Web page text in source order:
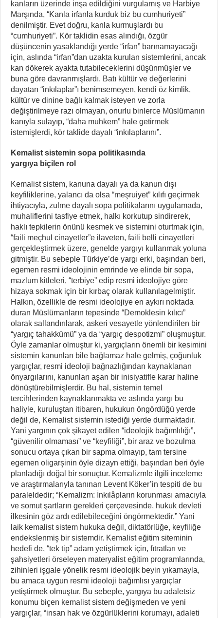
kanların üzerinde inşa edildiğini vurgulamış ve Harbiye
Marşında, “Kanla irfanla kurduk biz bu cumhuriyeti”
denilmiştir. Evet doğru, kanla kurmuşlardı bu
“cumhuriyeti”. Kör taklidin esas alındığı, özgür
düşüncenin yasaklandığı yerde “irfan” barınamayacağı
için, aslında “irfan”dan uzakta kurulan sistemlerini, ancak
kan dökerek ayakta tutabileceklerini düşünmüşler ve
buna göre davranmışlardı. Batı kültür ve değerlerini
dayatan “inkılaplar”ı benimsemeyen, kendi öz kimlik,
kültür ve dinine bağlı kalmak isteyen ve zorla
değiştirilmeye razı olmayan, onurlu binlerce Müslümanın
kanıyla sulayıp, “daha muhkem” hale getirmek
istemişlerdi, kör taklide dayalı “inkılaplarını”.
Kemalist sistemin sopa politikasında
yargıya biçilen rol
Kemalist sistem, kanuna dayalı ya da kanun dışı
keyfiliklerine, yalancı da olsa “meşruiyet” kılıfı geçirmek
ihtiyacıyla, zulme dayalı sopa politikalarını uygulamada,
muhaliflerini tasfiye etmek, halkı korkutup sindirerek,
haklı tepkilerin önünü kesmek ve sistemini oturtmak için,
“faili meçhul cinayetler”e ilaveten, faili belli cinayetleri
gerçekleştirmek üzere, genelde yargıyı kullanmak yoluna
gitmiştir. Bu sebeple Türkiye’de yargı erki, başından beri,
egemen resmi ideolojinin emrinde ve elinde bir sopa,
mazlum kitleleri, “terbiye” edip resmi ideolojiye göre
hizaya sokmak için bir kırbaç olarak kullanılagelmiştir.
Halkın, özellikle de resmi ideolojiye en aykırı noktada
duran Müslümanların tepesinde “Demoklesin kılıcı”
olarak sallandırılarak, askeri vesayetle yönlendirilen bir
“yargıç tahakkümü” ya da “yargıç despotizmi” oluşmuştur.
Öyle zamanlar olmuştur ki, yargıçların önemli bir kesimini
sistemin kanunları bile bağlamaz hale gelmiş, çoğunluk
yargıçlar, resmi ideoloji bağnazlığından kaynaklanan
önyargılarını, kanunları aşan bir inisiyatifle karar haline
dönüştürebilmişlerdir. Bu hal, sistemin temel
tercihlerinden kaynaklanmakta ve aslında yargı bu
haliyle, kuruluştan itibaren, hukukun öngördüğü yerde
değil de, Kemalist sistemin istediği yerde durmaktadır.
Yani yargının çok şikayet edilen “ideolojik bağımlılığı”,
“güvenilir olmaması” ve “keyfiliği”, bir araz ve bozulma
sonucu ortaya çıkan bir sapma olmayıp, tam tersine
egemen oligarşinin öyle dizayn ettiği, başından beri öyle
planladığı doğal bir sonuçtur. Kemalizmle ilgili inceleme
ve araştırmalarıyla tanınan Levent Köker’in tespiti de bu
paraleldedir; “Kemalizm: İnkılâpların korunması amacıyla
ve somut şartların gerekleri çerçevesinde, hukuk devleti
ilkesinin göz ardı edilebileceğini öngörmektedir.” Yani
laik kemalist sistem hukuka değil, diktatörlüğe, keyfiliğe
endekslenmiş bir sistemdir. Kemalist eğitim siteminin
hedefi de, “tek tip” adam yetiştirmek için, fıtratları ve
şahsiyetleri örseleyen materyalist eğitim programlarında,
zihinleri işgale yönelik resmi ideolojik beyin yıkamayla,
bu amaca uygun resmi ideoloji bağımlısı yargıçlar
yetiştirmek olmuştur. Bu sebeple, yargıya bu adaletsiz
konumu biçen kemalist sistem değişmeden ve yeni
yargıçlar, “insan hak ve özgürlüklerini korumayı, adaleti